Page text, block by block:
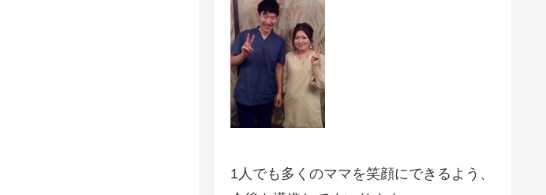
1人でも多くのママを笑顔にできるよう、